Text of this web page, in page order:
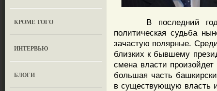
КРОМЕ ТОГО
ИНТЕРВЬЮ
БЛОГИ
В последний год в
политическая судьба
зачастую полярные.
близких к бывшему
смена власти
большая часть
в существующую власть